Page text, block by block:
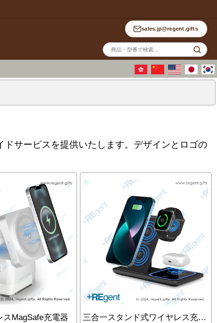
sales.jp@regent.gifts
サ
イ
ト
内
検
サービスを提供いたします。デザインとロゴの
スMagSafe充電器 三合一スタンド式ワイヤレス充電器